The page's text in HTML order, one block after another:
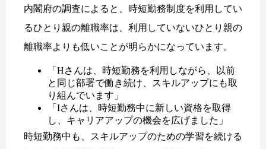
内閣府の調査によると、時短勤務制度を利用してい
るひとり親の離職率は、利用していないひとり親の
離職率よりも低いことが明らかになっています。
「Hさんは、時短勤務を利用しながら、以前
と同じ部署で働き続け、スキルアップにも取
り組んでいます」
「Iさんは、時短勤務中に新しい資格を取得
し、キャリアアップの機会を広げました」
時短勤務中も、スキルアップのための学習を続ける